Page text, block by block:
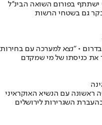
ישתתף בפורום השואה הבינ''ל
2020 • הנסיך יבקר גם בשטחי הרשות
• "נצא למערכה עם בחירות
את כניסתו של מי שמקדם
ראשונה עם הנשיא האוקראיני
בהעברת השגרירות לירושלים